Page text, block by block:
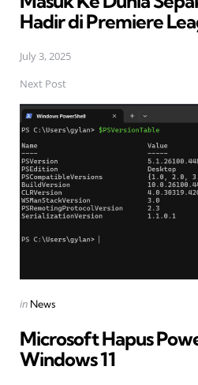
Hadir di Premiere
July 3, 2025
Next Post
Posted
in News
Microsoft Hapus
Windows 11